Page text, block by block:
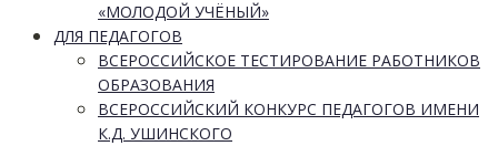
«МОЛОДОЙ УЧЁНЫЙ»
ДЛЯ ПЕДАГОГОВ
ВСЕРОССИЙСКОЕ ТЕСТИРОВАНИЕ РАБОТНИКОВ
ОБРАЗОВАНИЯ
ВСЕРОССИЙСКИЙ КОНКУРС ПЕДАГОГОВ ИМЕНИ
К.Д. УШИНСКОГО